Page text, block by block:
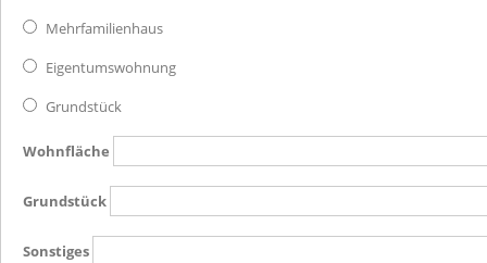
Mehrfamilienhaus
Eigentumswohnung
Grundstück
Wohnfläche
Grundstück
Sonstiges